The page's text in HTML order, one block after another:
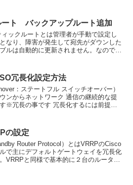
ト バックアップルート追加
ックルートとは管理者が手動で設定し
なり、障害が発生して宛先がダウンした
ルは自動的に更新されません。なので、
冗長化設定方法
：ステートフル スイッチオーバー）
ンからネットワーク 通信の継続的な提
※冗長の事です 冗長化するには前提と
の設定
Router Protocol）とはVRRPのCisco
で主にデフォルトゲートウェイを冗長化
VRRPと同様で基本的に２台のルータ or